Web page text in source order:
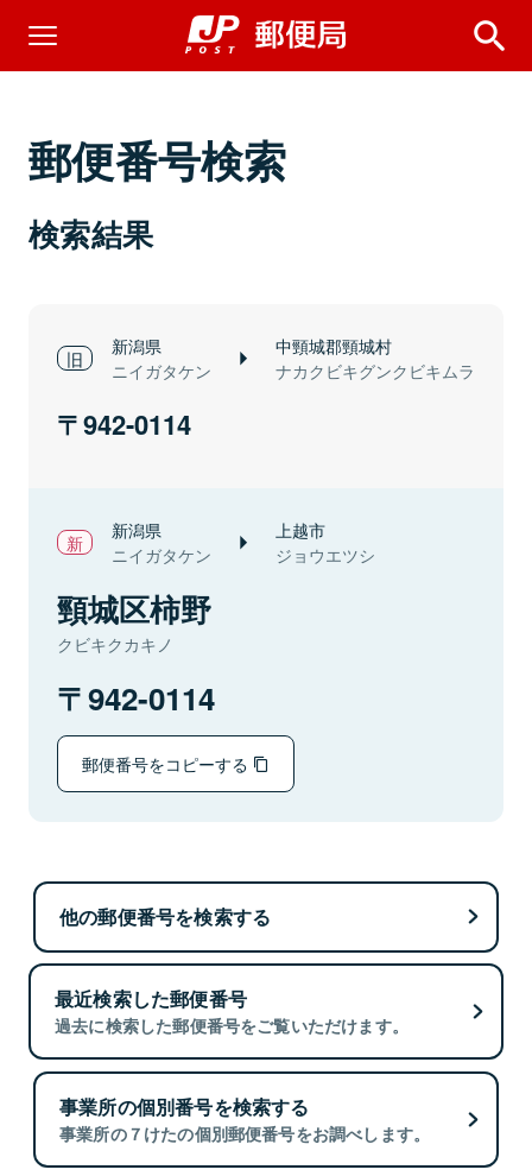
郵便番号検索
検索結果
新潟県
ニイガタケン
中頸城郡頸城村
ナカクビキグンクビキムラ
942-0114
新潟県
ニイガタケン
上越市
ジョウエツシ
頸城区柿野
クビキクカキノ
942-0114
郵便番号をコピーする
他の郵便番号を検索する
最近検索した郵便番号
過去に検索した郵便番号をご覧いただけます。
事業所の個別番号を検索する
事業所の７けたの個別郵便番号をお調べします。